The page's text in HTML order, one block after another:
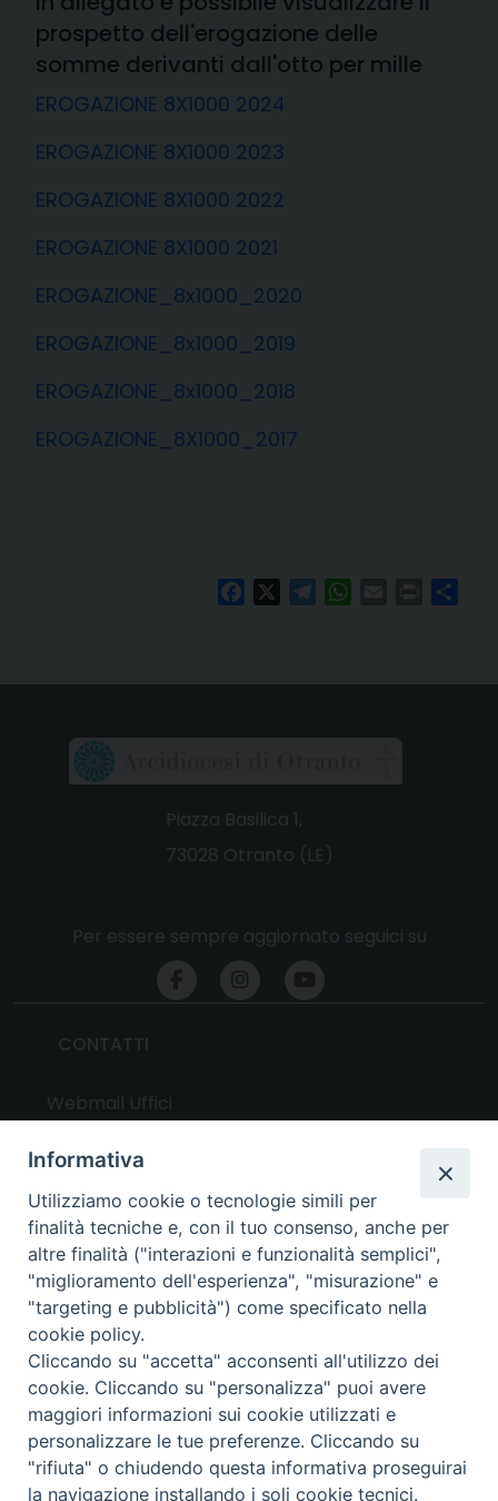
prospetto dell'erogazione delle
somme derivanti dall'otto per mille
EROGAZIONE 8X1000 2024
EROGAZIONE 8X1000 2023
EROGAZIONE 8X1000 2022
EROGAZIONE 8X1000 2021
EROGAZIONE_8x1000_2020
EROGAZIONE_8x1000_2019
EROGAZIONE_8x1000_2018
EROGAZIONE_8X1000_2017
FacebookTelegramWhatsAppPrint
UTILITY
News
Altri articoli
Notizie nazionali
Download
Amministrazione Trasparente
Privacy e cookie policy
Informativa
Utilizziamo cookie o tecnologie simili per
finalità tecniche e, con il tuo consenso, anche per
altre finalità ("interazioni e funzionalità semplici",
"miglioramento dell'esperienza", "misurazione" e
"targeting e pubblicità") come specificato nella
cookie policy.
Cliccando su "accetta" acconsenti all'utilizzo dei
cookie. Cliccando su "personalizza" puoi avere
maggiori informazioni sui cookie utilizzati e
personalizzare le tue preferenze. Cliccando su
"rifiuta" o chiudendo questa informativa proseguirai
la navigazione installando i soli cookie tecnici.